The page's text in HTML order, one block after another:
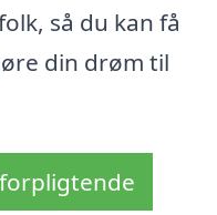
så du kan få
din drøm til